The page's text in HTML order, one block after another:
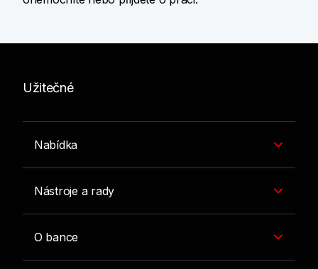
Užitečné
Nabídka
Nástroje a rady
O bance